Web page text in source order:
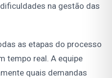
na gestão das
as etapas do processo
tempo real. A equipe
quais demandas